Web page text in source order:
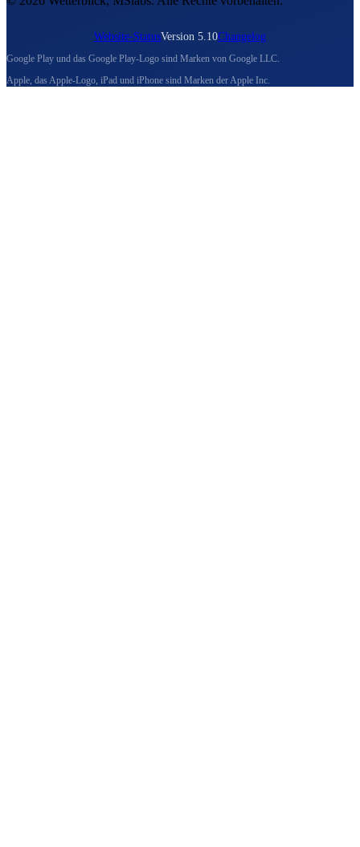
Website-StatusVersion 5.10Changelog
Google Play und das Google Play-Logo sind Marken von Google LLC.
Apple, das Apple-Logo, iPad und iPhone sind Marken der Apple Inc.